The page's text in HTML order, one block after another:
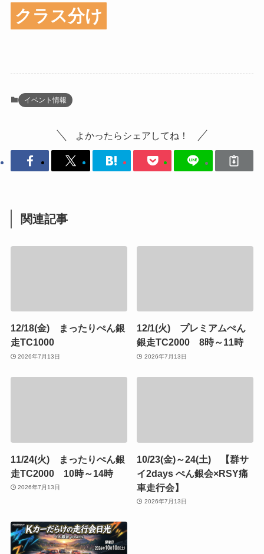
クラス分け
イベント情報
よかったらシェアしてね！
関連記事
12/18(金) まったりぺん銀
走TC1000
2026年7月13日
12/1(火) プレミアムぺん
銀走TC2000 8時～11時
2026年7月13日
11/24(火) まったりぺん銀
走TC2000 10時～14時
2026年7月13日
10/23(金)～24(土) 【群サ
イ2days ぺん銀会×RSY痛
車走行会】
2026年7月13日